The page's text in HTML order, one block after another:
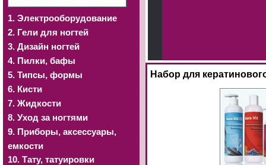
1. Электрооборудование
2. Гели для ногтей
3. Дизайн ногтей
4. Пилки, бафы
5. Типсы, формы
6. Кисти
7. Жидкости
8. Уход за ногтями
9. Приборы, аксессуары,
емкости
10. Тату, татуировки
для
Набор для